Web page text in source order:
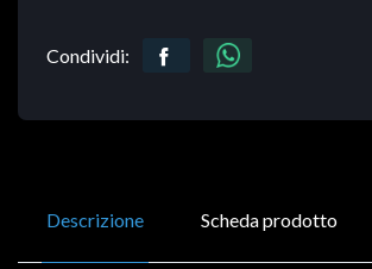
Condividi:
Descrizione Scheda prodotto